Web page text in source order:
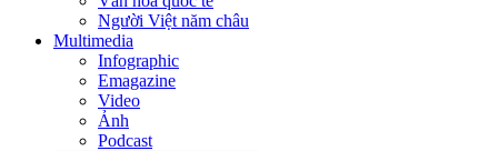
Người Việt năm châu
Multimedia
Infographic
Emagazine
Video
Ảnh
Podcast